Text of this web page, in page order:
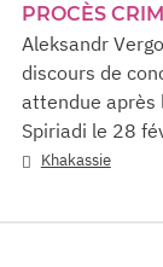
PROCÈS
Aleksandr
discours de
attendue après
Spiriadi le 28
Khakassie